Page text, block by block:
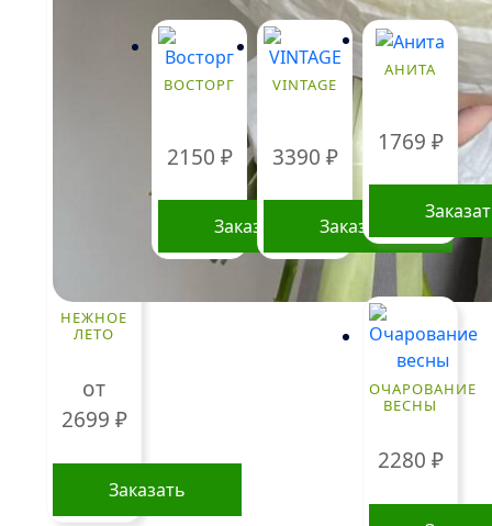
НЕЖНОЕ
ЛЕТО
от
2699 ₽
Заказать
ВОСТОРГ
2150 ₽
Заказать
VINTAGE
3390 ₽
Заказать
АНИТА
1769 ₽
ОЧАРОВАНИЕ
ВЕСНЫ
2280 ₽